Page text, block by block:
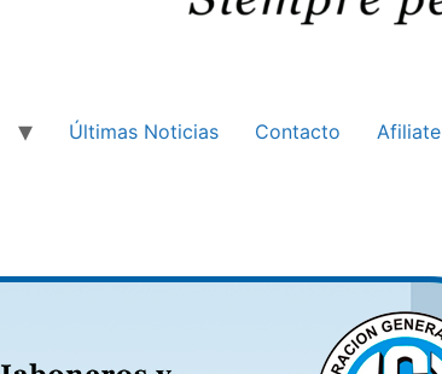
Últimas Noticias Contacto